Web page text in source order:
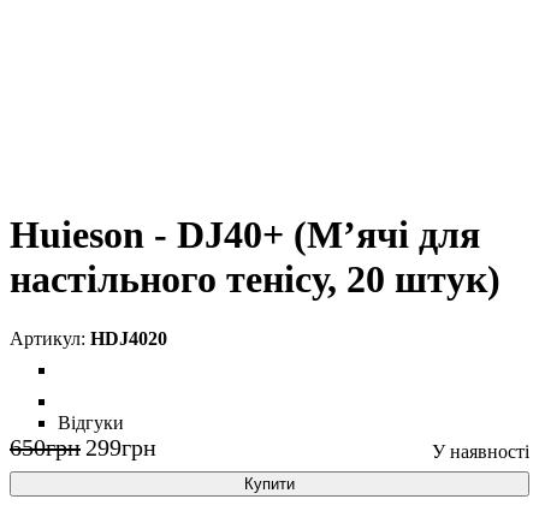
Huieson - DJ40+ (М’ячі для
настільного тенісу, 20 штук)
HDJ4020
Відгуки
650грн 299грн
Купити